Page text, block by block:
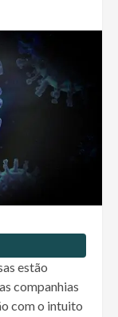
estão
companhias
com o intuito